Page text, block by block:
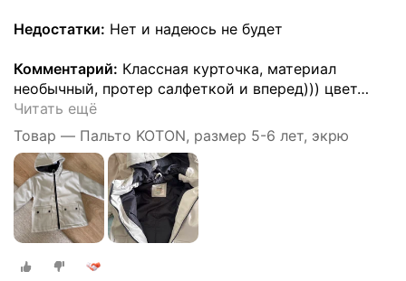
Недостатки: Нет и надеюсь не будет
Комментарий: Классная курточка, материал
необычный, протер салфеткой и вперед))) цвет…
Читать ещё
Товар — Пальто KOTON, размер 5-6 лет, экрю